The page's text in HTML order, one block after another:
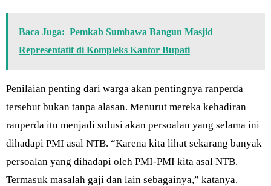
Baca Juga: Pemkab Sumbawa Bangun Masjid
Representatif di Kompleks Kantor Bupati
Penilaian penting dari warga akan pentingnya ranperda
tersebut bukan tanpa alasan. Menurut mereka kehadiran
ranperda itu menjadi solusi akan persoalan yang selama ini
dihadapi PMI asal NTB. “Karena kita lihat sekarang banyak
persoalan yang dihadapi oleh PMI-PMI kita asal NTB.
Termasuk masalah gaji dan lain sebagainya,” katanya.